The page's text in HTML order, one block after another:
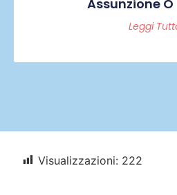
Assunzione O
Leggi
Visualizzazioni: 222